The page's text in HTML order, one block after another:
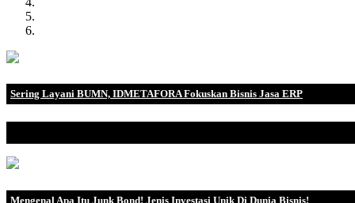
Sering Layani BUMN, IDMETAFORA Fokuskan Bisnis Jasa ERP
Mengenal Apa Itu Junk Bond! Jenis Investasi Unik Di Dunia Bisnis!